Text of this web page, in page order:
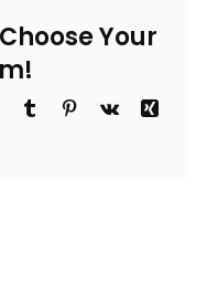
Your
TumblrPinterest
Vk
Xing